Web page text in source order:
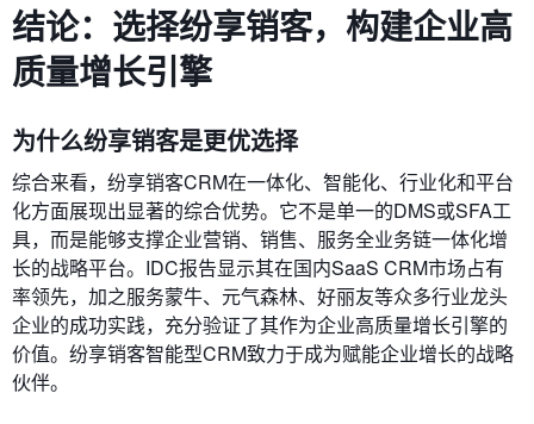
结论：选择纷享销客，构建企业高
质量增长引擎
为什么纷享销客是更优选择
综合来看，纷享销客CRM在一体化、智能化、行业化和平台
化方面展现出显著的综合优势。它不是单一的DMS或SFA工
具，而是能够支撑企业营销、销售、服务全业务链一体化增
长的战略平台。IDC报告显示其在国内SaaS CRM市场占有
率领先，加之服务蒙牛、元气森林、好丽友等众多行业龙头
企业的成功实践，充分验证了其作为企业高质量增长引擎的
价值。纷享销客智能型CRM致力于成为赋能企业增长的战略
伙伴。